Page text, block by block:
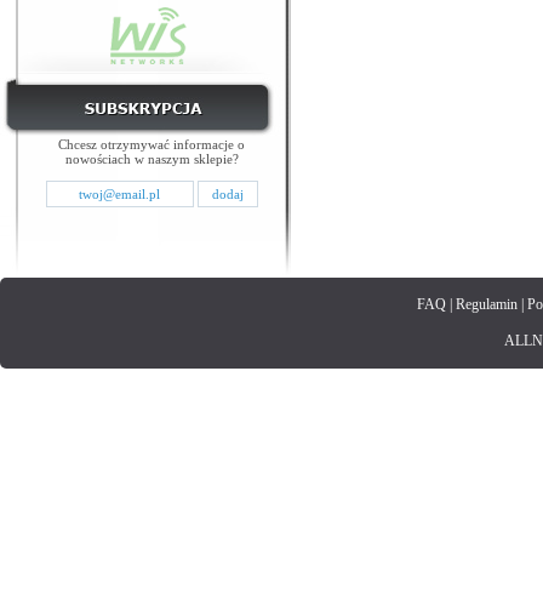
Chcesz otrzymywać informacje o
nowościach w naszym sklepie?
FAQ| Regulamin|